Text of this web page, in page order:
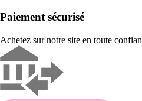
Paiement sécurisé
Achetez sur notre site en toute